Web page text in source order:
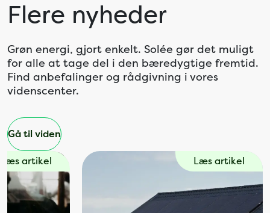
Flere nyheder
Grøn energi, gjort enkelt. Solée gør det muligt
for alle at tage del i den bæredygtige fremtid.
Find anbefalinger og rådgivning i vores
videnscenter.
Gå til viden
Læs artikel Læs artikel